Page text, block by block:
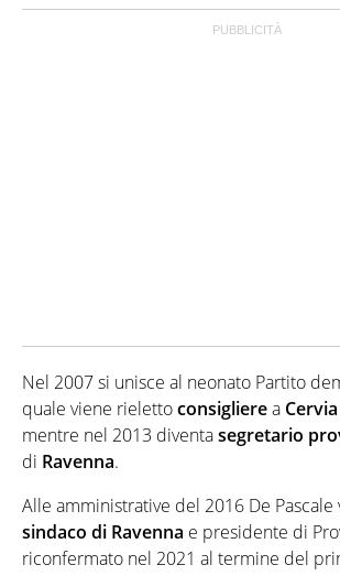
Nel 2007 si unisce al neonato Partito
quale viene rielettoconsiglierea Cervia
mentre nel 2013 diventasegretario
di Ravenna.
Alle amministrative del 2016 De
sindaco di Ravenna e presidente di
riconfermato nel 2021 al termine del